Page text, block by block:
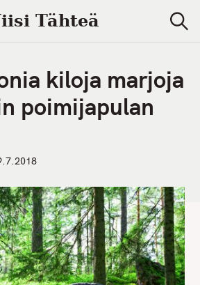
Tähteä
e
c
h
kiloja marjoja
poimijapulan